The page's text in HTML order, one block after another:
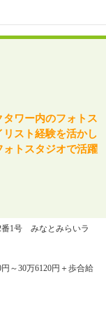
ワー内のフォトス
スト経験を活かし
トスタジオで活躍
番1号 みなとみらいラ
円～30万6120円＋歩合給